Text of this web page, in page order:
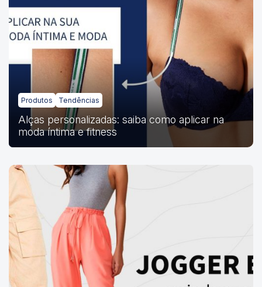
Produtos Tendências
Alças personalizadas: saiba como aplicar na
moda íntima e fitness